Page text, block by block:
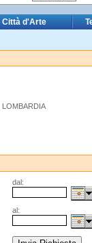
Città d'Arte
dal:
al: